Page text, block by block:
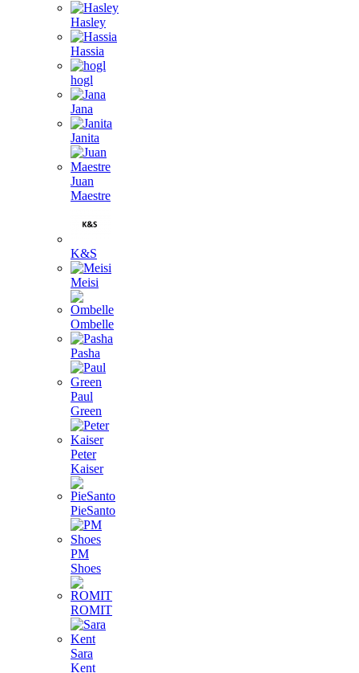
Hasley
Hassia
hogl
Jana
Janita
Juan
Maestre
K&S
Meisi
Ombelle
Pasha
Paul
Green
Peter
Kaiser
PieSanto
PM
Shoes
ROMIT
Sara
Kent